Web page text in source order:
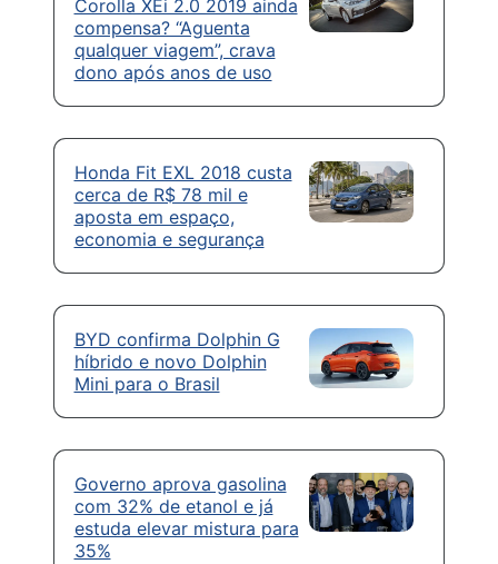
Corolla XEi 2.0 2019 ainda
compensa? “Aguenta
qualquer viagem”, crava
dono após anos de uso
Honda Fit EXL 2018 custa
cerca de R$ 78 mil e
aposta em espaço,
economia e segurança
BYD confirma Dolphin G
híbrido e novo Dolphin
Mini para o Brasil
Governo aprova gasolina
com 32% de etanol e já
estuda elevar mistura para
35%